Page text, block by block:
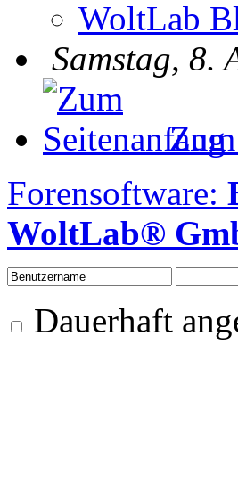
WoltLab
Samstag, 8.
Forensoftware:
WoltLab®
Dauerhaft